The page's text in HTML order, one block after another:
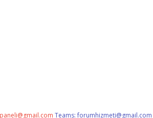
Teams:forumhizmeti@gmail.com